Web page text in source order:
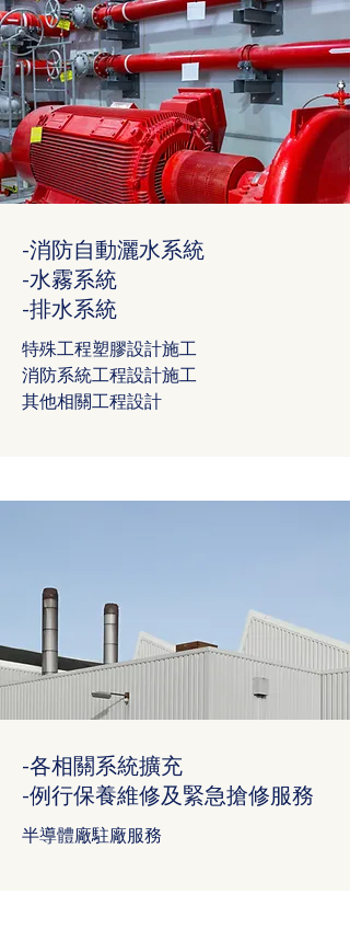
-消防自動灑水系統
-水霧系統
​-排水系統
特殊工程塑膠設計施工
消防系統工程設計施工
​其他相關工程設計
-各相關系統擴充
-例行保養維修及緊急搶修服務
半導體廠駐廠服務